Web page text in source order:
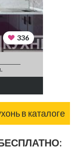
336
в каталоге
БЕСПЛАТНО: